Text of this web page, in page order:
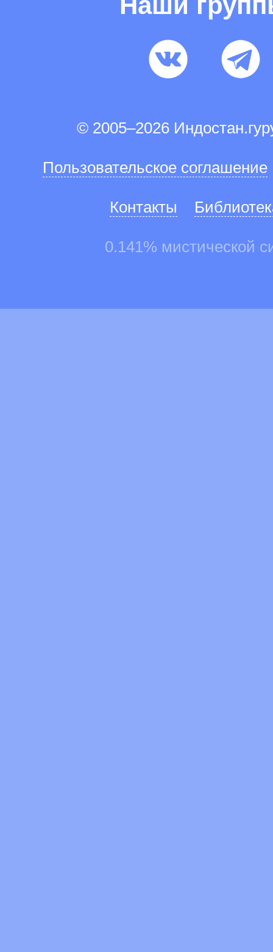
© 2005–2026
Пользовательское соглашение
Контакты
0.141% мистической